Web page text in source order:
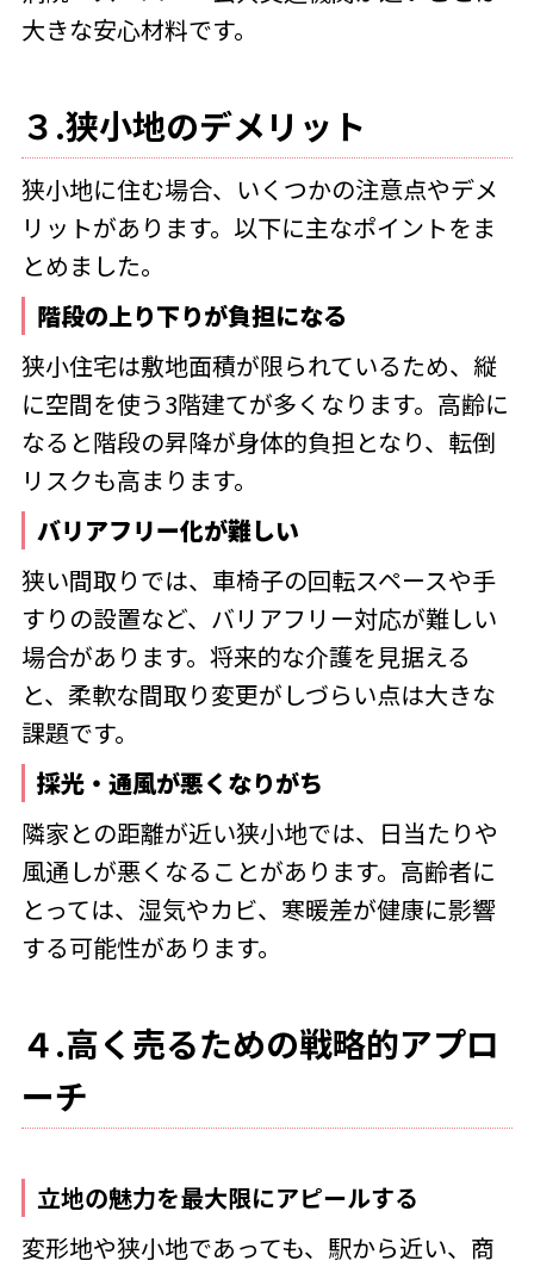
大きな安心材料です。
３.狭小地のデメリット
狭小地に住む場合、いくつかの注意点やデメ
リットがあります。以下に主なポイントをま
とめました。
階段の上り下りが負担になる
狭小住宅は敷地面積が限られているため、縦
に空間を使う3階建てが多くなります。高齢に
なると階段の昇降が身体的負担となり、転倒
リスクも高まります。
バリアフリー化が難しい
狭い間取りでは、車椅子の回転スペースや手
すりの設置など、バリアフリー対応が難しい
場合があります。将来的な介護を見据える
と、柔軟な間取り変更がしづらい点は大きな
課題です。
採光・通風が悪くなりがち
隣家との距離が近い狭小地では、日当たりや
風通しが悪くなることがあります。高齢者に
とっては、湿気やカビ、寒暖差が健康に影響
する可能性があります。
４.高く売るための戦略的アプロ
ーチ
立地の魅力を最大限にアピールする
変形地や狭小地であっても、駅から近い、商